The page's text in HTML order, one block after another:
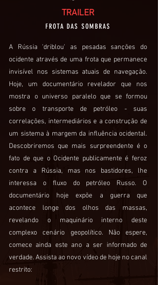
TRAILER
FROTA DAS SOMBRAS
A Rússia 'driblou' as pesadas sanções do
ocidente através de uma frota que permanece
invisível nos sistemas atuais de navegação.
Hoje, um documentário revelador que nos
mostra o universo paralelo que se formou
sobre o transporte de petróleo - suas
correlações, intermediários e a construção de
um sistema à margem da influência ocidental.
Descobriremos que mais surpreendente é o
fato de que o Ocidente publicamente é feroz
contra a Rússia, mas nos bastidores, lhe
interessa o fluxo do petróleo Russo. O
documentário hoje expõe a guerra que
acontece longe dos olhos das massas,
revelando o maquinário interno deste
complexo cenário geopolítico. Não espere,
comece ainda este ano a ser informado de
verdade. Assista ao novo vídeo de hoje no canal
restrito: